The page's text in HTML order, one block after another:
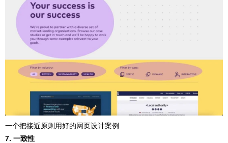
一个把接近原则用好的网页设计案例
7. 一致性